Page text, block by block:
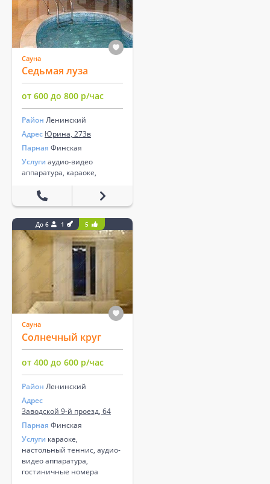
Сауна
Седьмая луза
от 600 до 800 р/час
Район Ленинский
Адрес Юрина, 273в
Парная Финская
Услуги аудио-видео
аппаратура, караоке,
До 6 1 5
Сауна
Солнечный круг
от 400 до 600 р/час
Район Ленинский
Адрес
Заводской 9-й проезд, 64
Парная Финская
Услуги караоке,
настольный теннис, аудио-
видео аппаратура,
гостиничные номера